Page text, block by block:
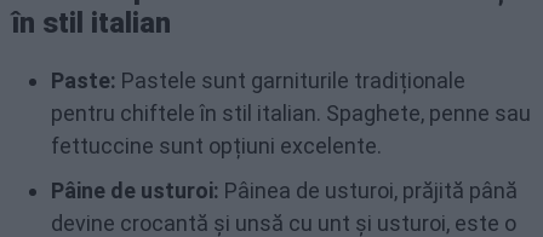
în stil italian
Paste: Pastele sunt garniturile tradiționale
pentru chiftele în stil italian. Spaghete, penne sau
fettuccine sunt opțiuni excelente.
Pâine de usturoi: Pâinea de usturoi, prăjită până
devine crocantă și unsă cu unt și usturoi, este o